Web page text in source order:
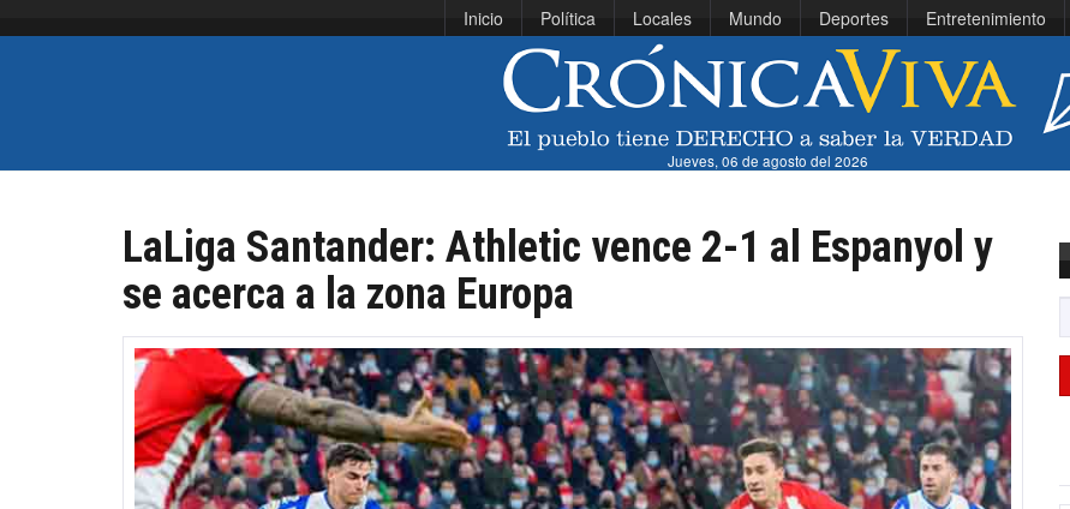
Inicio Política Locales Mundo Deportes Entretenimiento
Jueves, 06 de agosto del 2026
LaLiga Santander: Athletic vence 2-1 al Espanyol y
se acerca a la zona Europa